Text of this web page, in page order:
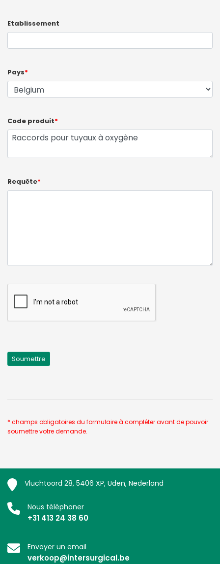
Etablissement
Pays*
Code produit*
Requête*
* champs obligatoires du formulaire à compléter avant de pouvoir
soumettre votre demande.
Vluchtoord 28, 5406 XP, Uden, Nederland
Nous téléphoner
+31 413 24 38 60
Envoyer un email
verkoop@intersurgical.be